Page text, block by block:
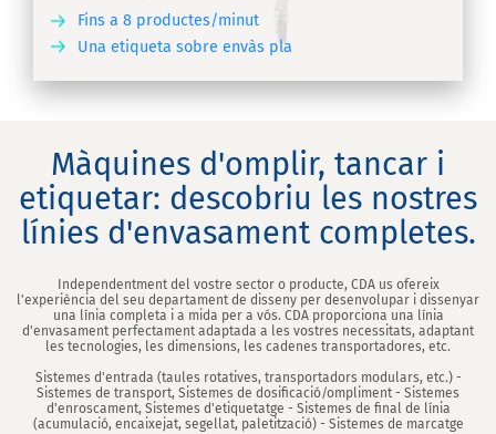
Fins a 8 productes/minut
Una etiqueta sobre envàs pla
Màquines d'omplir, tancar i
etiquetar: descobriu les nostres
línies d'envasament completes.
Independentment del vostre sector o producte, CDA us ofereix
l'experiència del seu departament de disseny per desenvolupar i dissenyar
una línia completa i a mida per a vós. CDA proporciona una línia
d'envasament perfectament adaptada a les vostres necessitats, adaptant
les tecnologies, les dimensions, les cadenes transportadores, etc.
Sistemes d'entrada (taules rotatives, transportadors modulars, etc.) -
Sistemes de transport, Sistemes de dosificació/ompliment - Sistemes
d'enroscament, Sistemes d'etiquetatge - Sistemes de final de línia
(acumulació, encaixejat, segellat, paletització) - Sistemes de marcatge